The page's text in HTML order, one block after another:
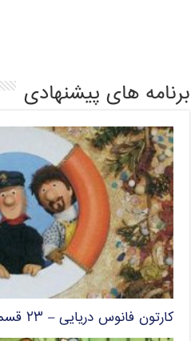
برنامه های پیشنهادی
کارتون فانوس دریایی – ۲۳ قسمتی (دوبله فارسی)